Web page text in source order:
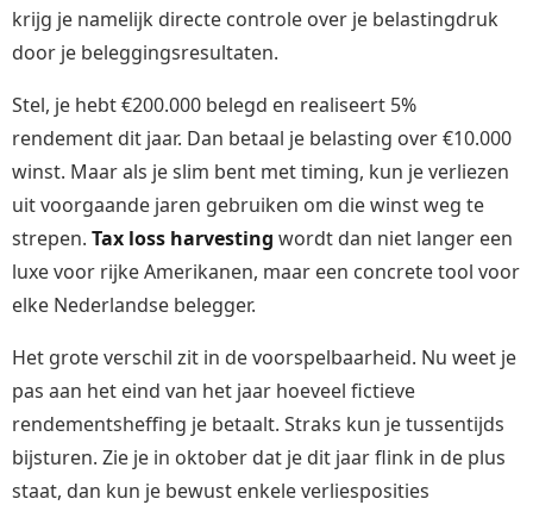
krijg je namelijk directe controle over je belastingdruk
door je beleggingsresultaten.
Stel, je hebt €200.000 belegd en realiseert 5%
rendement dit jaar. Dan betaal je belasting over €10.000
winst. Maar als je slim bent met timing, kun je verliezen
uit voorgaande jaren gebruiken om die winst weg te
strepen. Tax loss harvesting wordt dan niet langer een
luxe voor rijke Amerikanen, maar een concrete tool voor
elke Nederlandse belegger.
Het grote verschil zit in de voorspelbaarheid. Nu weet je
pas aan het eind van het jaar hoeveel fictieve
rendementsheffing je betaalt. Straks kun je tussentijds
bijsturen. Zie je in oktober dat je dit jaar flink in de plus
staat, dan kun je bewust enkele verliesposities